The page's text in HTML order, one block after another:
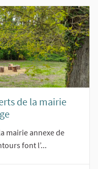
de la mairie
mairie annexe de
font l’...